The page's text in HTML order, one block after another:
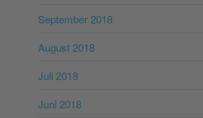
September 2018
August 2018
Juli 2018
Juni 2018